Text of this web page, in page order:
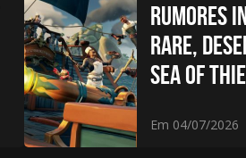
RUMORES
RARE,
SEA OF
Em 04/07/2026